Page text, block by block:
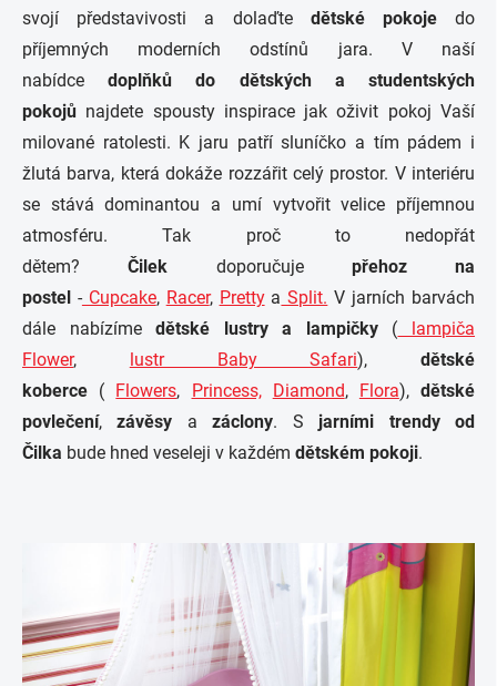
svojí představivosti a dolaďtedětské pokojedo
příjemných moderních odstínů jara. V naší
nabídcedoplňků do dětských a studentských
pokojů najdete spousty inspirace jak oživit pokoj Vaší
milované ratolesti. K jaru patří sluníčko a tím pádem i
žlutá barva, která dokáže rozzářit celý prostor. V interiéru
se stává dominantou a umí vytvořit velice příjemnou
atmosféru. Tak proč to nedopřát
dětem?Čilek doporučuje přehoz na
postel -Cupcake, Racer, Prettya Split. V jarních barvách
dále nabízímedětské lustry a lampičky( lampiča
Flower, lustr Baby Safari), dětské
koberce ( Flowers, Princess, Diamond, Flora),dětské
povlečení,závěsy azáclony. S jarními trendy od
Čilka bude hned veseleji v každém dětském pokoji.